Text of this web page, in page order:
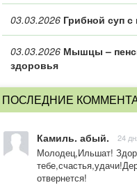
03.03.2026 Грибной суп с
03.03.2026 Мышцы –
здоровья
ПОСЛЕДНИЕ
Камиль. абый. 24
Молодец,Ильшат!
отвернется!